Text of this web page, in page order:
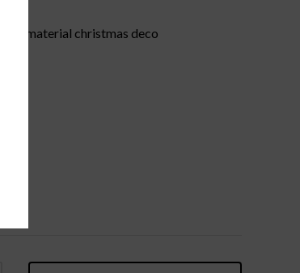
other material christmas deco